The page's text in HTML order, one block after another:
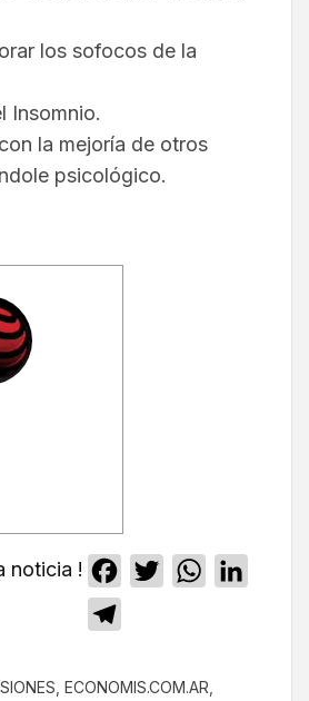
los sofocos de la
la mejoría de otros
psicológico.
noticia ! Facebook
TwitterWhatsApp
ECONOMIS.COM.AR